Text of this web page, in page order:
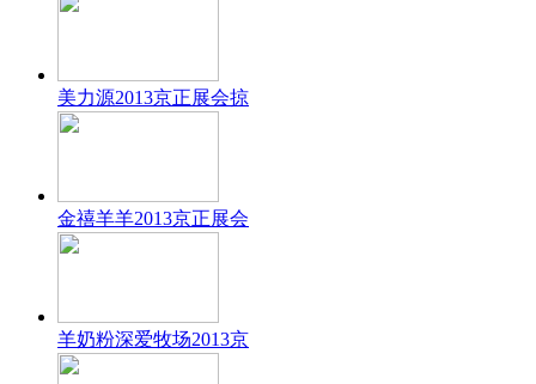
美力源2013京正展会掠
金禧羊羊2013京正展会
羊奶粉深爱牧场2013京